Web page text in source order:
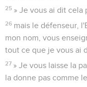
25 » Je vous ai dit cela
26 mais le défenseur,
mon nom, vous
tout ce que je vous ai
27 » Je vous laisse la
la donne pas comme